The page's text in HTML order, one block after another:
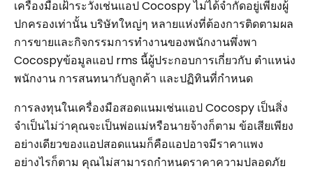
เครื่องมือเฝ้าระวังเช่นแอป Cocospy ไม่ได้จำกัดอยู่เพียงผู้
ปกครองเท่านั้น บริษัทใหญ่ๆ หลายแห่งที่ต้องการติดตามผล
การขายและกิจกรรมการทำงานของพนักงานพึ่งพา
Cocospyข้อมูลแอป rms นี้ผู้ประกอบการเกี่ยวกับ ตำแหน่ง
พนักงาน การสนทนากับลูกค้า และปฏิทินที่กำหนด
การลงทุนในเครื่องมือสอดแนมเช่นแอป Cocospy เป็นสิ่ง
จำเป็นไม่ว่าคุณจะเป็นพ่อแม่หรือนายจ้างก็ตาม ข้อเสียเพียง
อย่างเดียวของแอปสอดแนมก็คือแอปอาจมีราคาแพง
อย่างไรก็ตาม คุณไม่สามารถกำหนดราคาความปลอดภัย